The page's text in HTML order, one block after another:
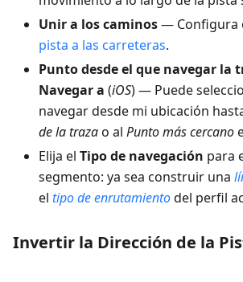
Unir a los caminos— Configura
pista a las carreteras.
Punto desde el que navegar la
Navegar a (iOS) — Puede
navegar desde mi ubicación
de la trazao al Punto más cercano
Elija el Tipo de navegación para
segmento: ya sea construir una
el tipo de enrutamientodel perfil
Invertir la Dirección de la